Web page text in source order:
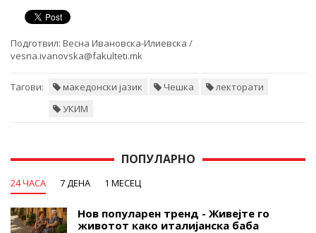
Подготвил: Весна Ивановска-Илиевска /
vesna.ivanovska@fakulteti.mk
Тагови: македонски јазик Чешка
лекторати
УКИМ
ПОПУЛАРНО
24 ЧАСА 7 ДЕНА 1 МЕСЕЦ
Нов популарен тренд - Живејте го
животот како италијанска баба